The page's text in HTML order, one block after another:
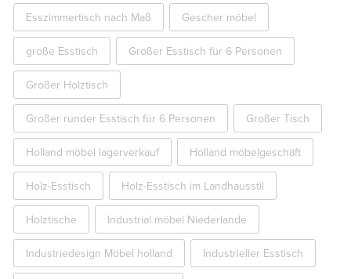
Esszimmertisch nach Maß Gescher möbel
große Esstisch Großer Esstisch für 6 Personen
Großer Holztisch
Großer runder Esstisch für 6 Personen Großer Tisch
Holland möbel lagerverkauf Holland möbelgeschäft
Holz-Esstisch Holz-Esstisch im Landhausstil
Holztische Industrial möbel Niederlande
Industriedesign Möbel holland Industrieller Esstisch